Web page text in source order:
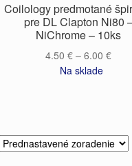
Coilology predmotané
pre DL Clapton Ni80
NiChrome – 10ks
4.50€ –6.00€
Na sklade